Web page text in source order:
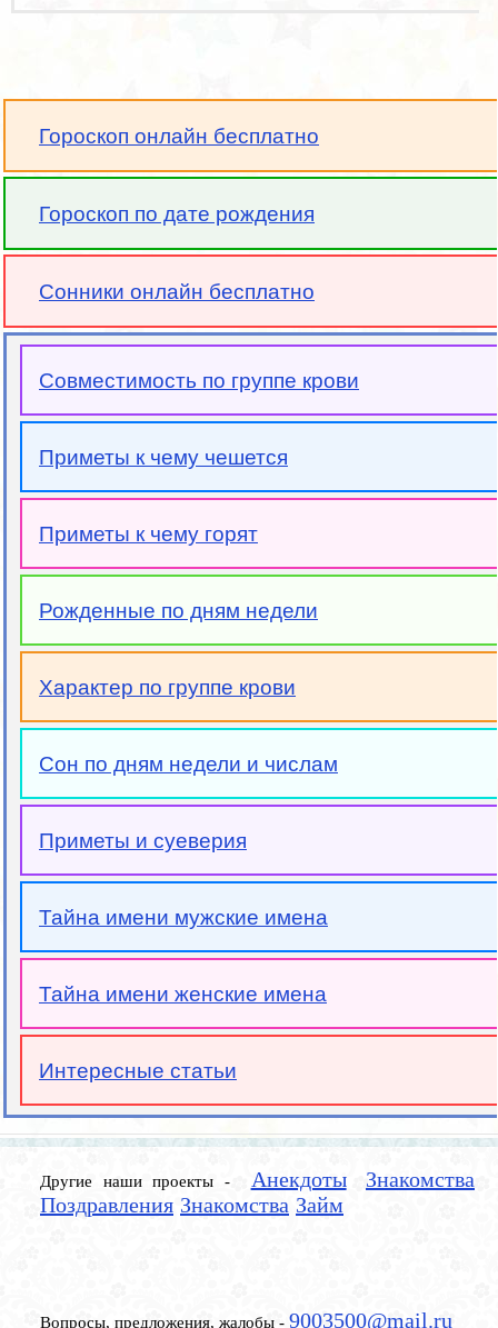
Гороскоп онлайн бесплатно
Гороскоп по дате рождения
Сонники онлайн бесплатно
Совместимость по группе крови
Приметы к чему чешется
Приметы к чему горят
Рожденные по дням недели
Характер по группе крови
Сон по дням недели и числам
Приметы и суеверия
Тайна имени мужские имена
Тайна имени женские имена
Интересные статьи
Другие наши проекты - Анекдоты
Знакомства
Поздравления Знакомства Займ
Вопросы, предложения, жалобы - 9003500@mail.ru